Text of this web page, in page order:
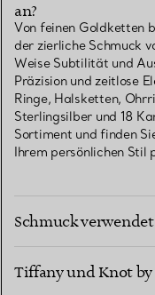
an?
Von feinen Goldketten
der zierliche Schmuck
Weise Subtilität und
Präzision und zeitlose
Ringe, Halsketten,
Sterlingsilber und 18
Sortiment und finden
Ihrem persönlichen Stil
Schmuck
Wie lassen sich
Tiffany und Knot
Wie kann ich